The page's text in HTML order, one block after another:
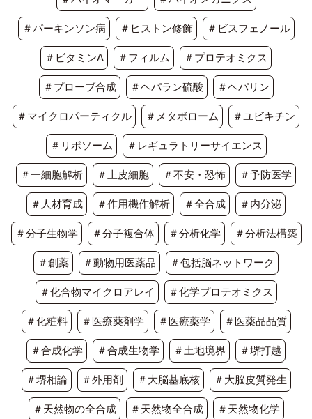
＃パーキンソン病 ＃ヒストン修飾 ＃ビスフェノール
＃ビタミンA ＃フィルム ＃プロテオミクス
＃プローブ合成 ＃ヘパラン硫酸 ＃ヘパリン
＃マイクロパーティクル ＃メタボローム ＃ユビキチン
＃リポソーム ＃レギュラトリーサイエンス
＃一細胞解析 ＃上皮細胞 ＃不安・恐怖 ＃予防医学
＃人材育成 ＃作用機作解析 ＃全合成 ＃内分泌
＃分子生物学 ＃分子複合体 ＃分析化学 ＃分析法構築
＃創薬 ＃動物用医薬品 ＃包括脳ネットワーク
＃化合物マイクロアレイ ＃化学プロテオミクス
＃化粧料 ＃医療薬剤学 ＃医療薬学 ＃医薬品品質
＃合成化学 ＃合成生物学 ＃土地境界 ＃堺打越
＃堺相論 ＃外用剤 ＃大脳基底核 ＃大脳皮質発生
＃天然物の全合成 ＃天然物全合成 ＃天然物化学